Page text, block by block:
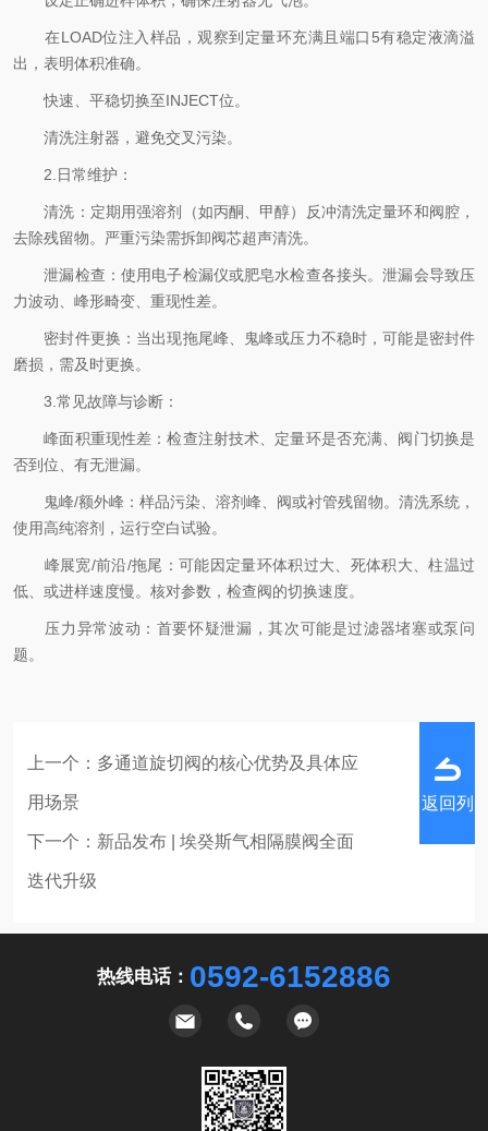
在LOAD位注入样品，观察到定量环充满且端口5有稳定液滴溢
出，表明体积准确。
快速、平稳切换至INJECT位。
清洗注射器，避免交叉污染。
2.日常维护：
清洗：定期用强溶剂（如丙酮、甲醇）反冲清洗定量环和阀腔，
去除残留物。严重污染需拆卸阀芯超声清洗。
泄漏检查：使用电子检漏仪或肥皂水检查各接头。泄漏会导致压
力波动、峰形畸变、重现性差。
密封件更换：当出现拖尾峰、鬼峰或压力不稳时，可能是密封件
磨损，需及时更换。
3.常见故障与诊断：
峰面积重现性差：检查注射技术、定量环是否充满、阀门切换是
否到位、有无泄漏。
鬼峰/额外峰：样品污染、溶剂峰、阀或衬管残留物。清洗系统，
使用高纯溶剂，运行空白试验。
峰展宽/前沿/拖尾：可能因定量环体积过大、死体积大、柱温过
低、或进样速度慢。核对参数，检查阀的切换速度。
压力异常波动：首要怀疑泄漏，其次可能是过滤器堵塞或泵问
题。
上一个： 多通道旋切阀的核心优势及具体应
用场景
下一个： 新品发布 | 埃癸斯气相隔膜阀全面
迭代升级
返回列
热线电话： 0592-6152886